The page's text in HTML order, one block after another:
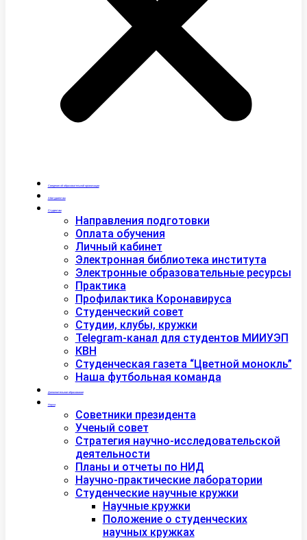
Сведения об образовательной организации
Абитуриентам
Студентам
Направления подготовки
Оплата обучения
Личный кабинет
Электронная библиотека института
Электронные образовательные ресурсы
Практика
Профилактика Коронавируса
Студенческий совет
Студии, клубы, кружки
Telegram-канал для студентов МИИУЭП
КВН
Студенческая газета “Цветной монокль”
Наша футбольная команда
Дополнительное образование
Наука
Советники президента
Ученый совет
Стратегия научно-исследовательской
деятельности
Планы и отчеты по НИД
Научно-практические лаборатории
Студенческие научные кружки
Научные кружки
Положение о студенческих
научных кружках